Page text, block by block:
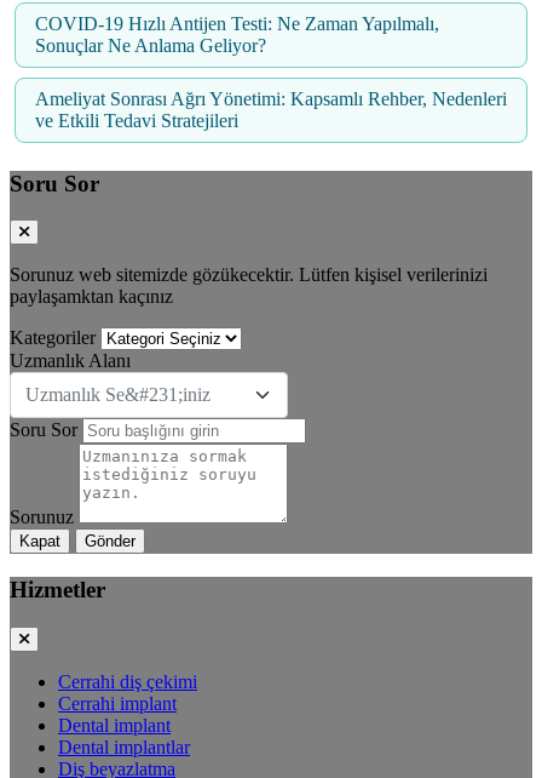
COVID-19 Hızlı Antijen Testi: Ne Zaman Yapılmalı,
Sonuçlar Ne Anlama Geliyor?
Ameliyat Sonrası Ağrı Yönetimi: Kapsamlı Rehber, Nedenleri
ve Etkili Tedavi Stratejileri
Soru Sor
Sorunuz web sitemizde gözükecektir. Lütfen kişisel verilerinizi
paylaşamktan kaçınız
Kategoriler
Uzmanlık Alanı
Uzmanlık Se&#231;iniz
Soru Sor
Sorunuz
Kapat Gönder
Hizmetler
Cerrahi diş çekimi
Cerrahi implant
Dental implant
Dental implantlar
Diş beyazlatma